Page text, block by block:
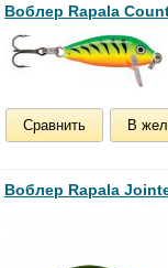
Воблер Rapala
Сравнить В
Воблер Rapala